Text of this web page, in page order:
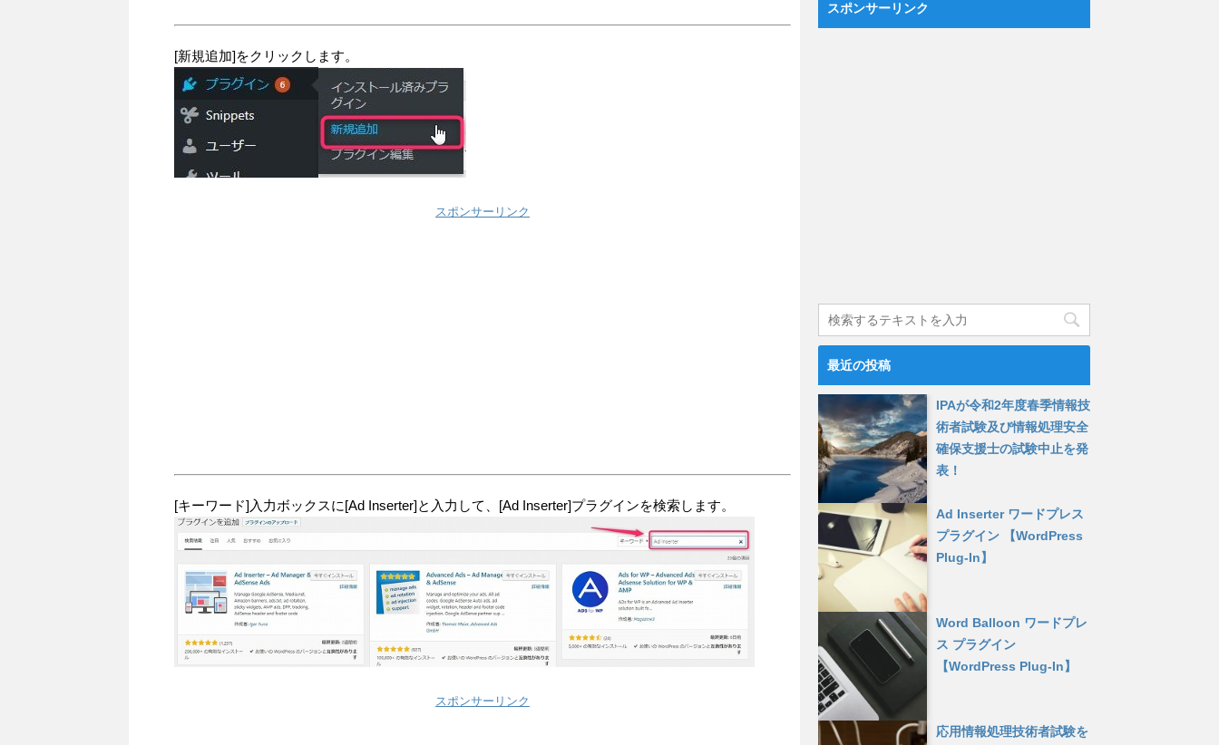
[新規追加]をクリックします。
スポンサーリンク
[キーワード]入力ボックスに[Ad Inserter]と入力して、[Ad Inserter]プラグインを検索します。
スポンサーリンク
スポンサーリンク
最近の投稿
IPAが令和2年度春季情報技
術者試験及び情報処理安全
確保支援士の試験中止を発
表！
Ad Inserter ワードプレス
プラグイン 【WordPress
Plug-In】
Word Balloon ワードプレ
ス プラグイン
【WordPress Plug-In】
応用情報処理技術者試験を